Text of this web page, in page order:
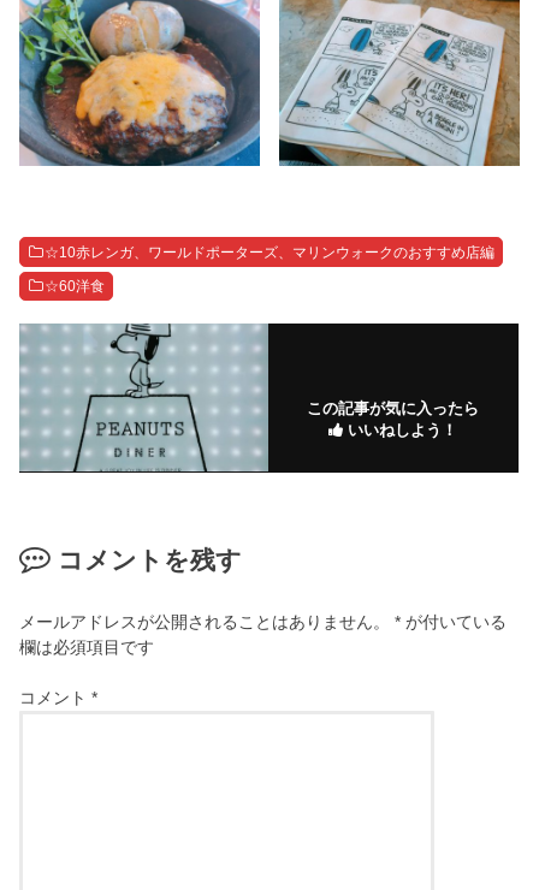
☆10赤レンガ、ワールドポーターズ、マリンウォークのおすすめ店編
☆60洋食
この記事が気に入ったら
いいねしよう！
コメントを残す
メールアドレスが公開されることはありません。 * が付いている
欄は必須項目です
コメント*